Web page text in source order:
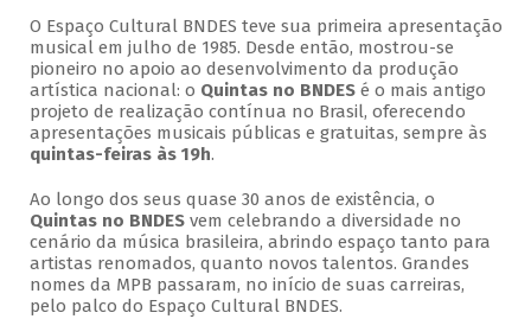
O Espaço Cultural BNDES teve sua primeira apresentação
musical em julho de 1985. Desde então, mostrou-se
pioneiro no apoio ao desenvolvimento da produção
artística nacional: o Quintas no BNDESé o mais antigo
projeto de realização contínua no Brasil, oferecendo
apresentações musicais públicas e gratuitas, sempre às
quintas-feiras às 19h.
Ao longo dos seus quase 30 anos de existência, o
Quintas no BNDESvem celebrando a diversidade no
cenário da música brasileira, abrindo espaço tanto para
artistas renomados, quanto novos talentos. Grandes
nomes da MPB passaram, no início de suas carreiras,
pelo palco do Espaço Cultural BNDES.